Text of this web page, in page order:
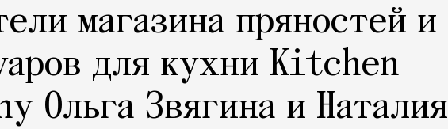
магазина пряностей и
для кухни Kitchen
Ольга Звягина и Наталия